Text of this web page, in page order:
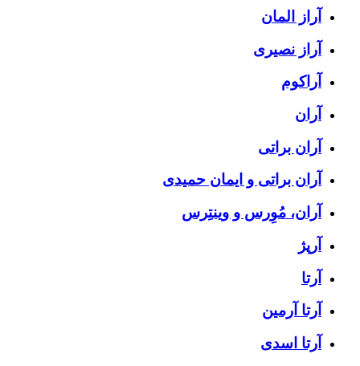
آراز المان
آراز نصیری
آراکوم
آران
آران براتی
آران براتی و ایمان حمیدی
آران، مُوِرس و وینتِرس
آرپژ
آرتا
آرتا آرمین
آرتا اسدی